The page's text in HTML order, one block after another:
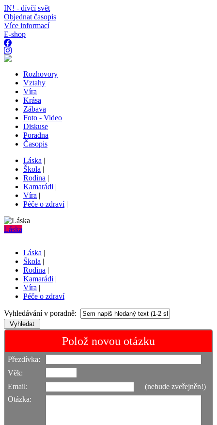
IN! - dívčí svět
Objednat časopis
Více informací
E-shop
Rozhovory
Vztahy
Víra
Krása
Zábava
Foto - Video
Diskuse
Poradna
Časopis
Láska |
Škola |
Rodina |
Kamarádi |
Víra |
Péče o zdraví|
Láska
Láska |
Škola |
Rodina |
Kamarádi |
Víra |
Péče o zdraví
Vyhledávání v poradně:
Polož novou otázku
Přezdívka:
Věk:
Email:
(nebude zveřejněn!)
Otázka: